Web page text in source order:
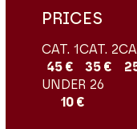
PRICES
CAT. 1
45 €
CAT. 2
35 €
UNDER 26
10 €